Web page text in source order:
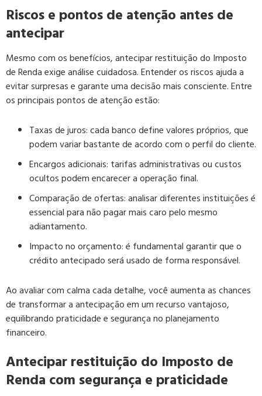
Riscos e pontos de atenção antes de
antecipar
Mesmo com os benefícios, antecipar restituição do Imposto
de Renda exige análise cuidadosa. Entender os riscos ajuda a
evitar surpresas e garante uma decisão mais consciente. Entre
os principais pontos de atenção estão:
Taxas de juros: cada banco define valores próprios, que
podem variar bastante de acordo com o perfil do cliente.
Encargos adicionais: tarifas administrativas ou custos
ocultos podem encarecer a operação final.
Comparação de ofertas: analisar diferentes instituições é
essencial para não pagar mais caro pelo mesmo
adiantamento.
Impacto no orçamento: é fundamental garantir que o
crédito antecipado será usado de forma responsável.
Ao avaliar com calma cada detalhe, você aumenta as chances
de transformar a antecipação em um recurso vantajoso,
equilibrando praticidade e segurança no planejamento
financeiro.
Antecipar restituição do Imposto de
Renda com segurança e praticidade